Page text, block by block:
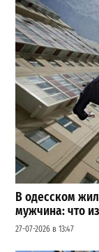
В одесском
мужчина: что
27-07-2026 в 13:47